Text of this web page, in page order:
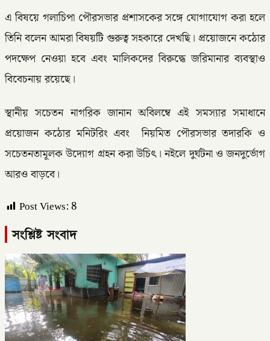
এ বিষয়ে গলাচিপা পৌরসভার প্রশাসকের সঙ্গে যোগাযোগ করা হলে
তিনি বলেন আমরা বিষয়টি গুরুত্ব সহকারে দেখছি। প্রয়োজনে কঠোর
পদক্ষেপ নেওয়া হবে এবং মালিকদের বিরুদ্ধে জরিমানার ব্যবস্থাও
বিবেচনায় রয়েছে।
স্থানীয় সচেতন নাগরিক জানান অবিলম্বে এই সমস্যার সমাধানে
প্রয়োজন কঠোর মনিটরিং এবং নিয়মিত পৌরসভার তদারকি ও
সচেতনতামূলক উদ্যোগ গ্রহন করা উচিৎ। নইলে দুর্ঘটনা ও জনদুর্ভোগ
আরও বাড়বে।
Post Views:8
সংশ্লিষ্ট সংবাদ